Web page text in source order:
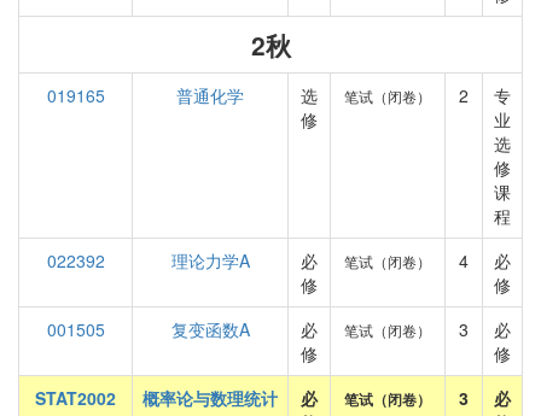
2秋
019165 普通化学
选
修
笔试（闭卷） 2
专
业
选
修
课
程
022392
理论力学A
必
修
笔试（闭卷） 4
必
修
001505
复变函数A
必
修
笔试（闭卷） 3
必
修
STAT2002
概率论与数理统计
必
笔试（闭卷） 3
必